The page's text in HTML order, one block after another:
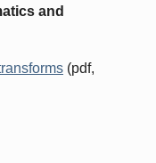
and
(pdf,